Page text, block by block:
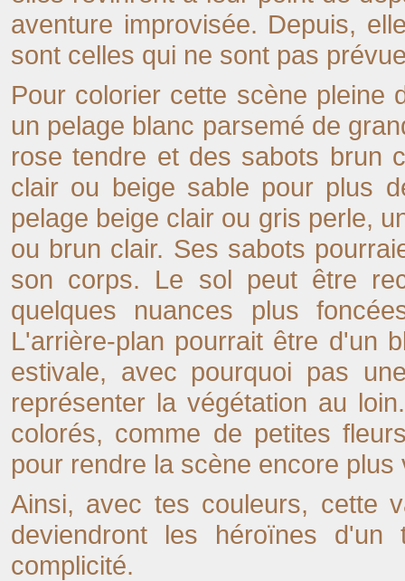
aventure improvisée. Depuis,
sont celles qui ne sont pas
Pour colorier cette scène pleine
un pelage blanc parsemé de
rose tendre et des sabots brun
clair ou beige sable pour plus
pelage beige clair ou gris perle,
ou brun clair. Ses sabots
son corps. Le sol peut être
quelques nuances plus
L'arrière-plan pourrait être d'un
estivale, avec pourquoi pas
représenter la végétation au
colorés, comme de petites
pour rendre la scène encore plus
Ainsi, avec tes couleurs, cette
deviendront les héroïnes
complicité.